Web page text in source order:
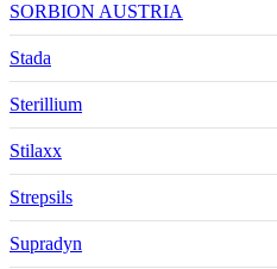
SORBION AUSTRIA
Stada
Sterillium
Stilaxx
Strepsils
Supradyn